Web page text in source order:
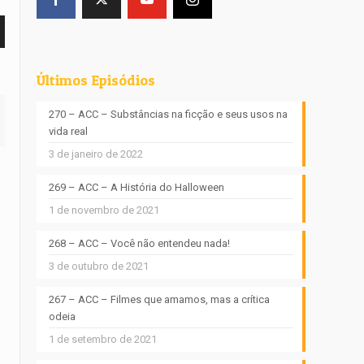
Últimos Episódios
270 – ACC – Substâncias na ficção e seus usos na
vida real
3 de janeiro de 2022
269 – ACC – A História do Halloween
1 de novembro de 2021
268 – ACC – Você não entendeu nada!
3 de outubro de 2021
267 – ACC – Filmes que amamos, mas a crítica
odeia
1 de setembro de 2021